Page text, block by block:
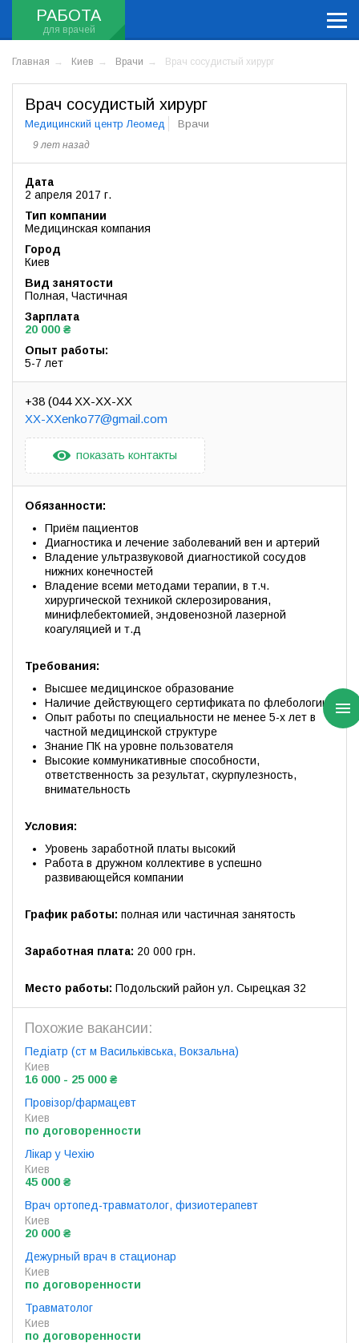
РАБОТА
Главная Киев Врачи Врач сосудистый хирург
Врач сосудистый хирург
Медицинский центр Леомед Врачи
9 лет назад
Дата
2 апреля 2017 г.
Тип компании
Медицинская компания
Город
Киев
Вид занятости
Полная, Частичная
Зарплата
20 000 ₴
Опыт работы:
5-7 лет
+38 (044 XX-XX-XX
XX-XXenko77@gmail.com
показать контакты
Обязанности:
Приём пациентов
Диагностика и лечение заболеваний вен и артерий
Владение ультразвуковой диагностикой сосудов
нижних конечностей
Владение всеми методами терапии, в т.ч.
хирургической техникой склерозирования,
минифлебектомией, эндовенозной лазерной
коагуляцией и т.д
Требования:
Высшее медицинское образование
Наличие действующего сертификата по флебологии
Опыт работы по специальности не менее 5-х лет в
частной медицинской структуре
Знание ПК на уровне пользователя
Высокие коммуникативные способности,
ответственность за результат, скурпулезность,
внимательность
Условия:
Уровень заработной платы высокий
Работа в дружном коллективе в успешно
развивающейся компании
График работы: полная или частичная занятость
Заработная плата: 20 000 грн.
Место работы: Подольский район ул. Сырецкая 32
Похожие вакансии:
Педіатр (ст м Васильківська, Вокзальна)
Киев
16 000 - 25 000 ₴
Провізор/фармацевт
Киев
по договоренности
Лікар у Чехію
Киев
45 000 ₴
Врач ортопед-травматолог, физиотерапевт
Киев
20 000 ₴
Дежурный врач в стационар
Киев
по договоренности
Травматолог
Киев
по договоренности